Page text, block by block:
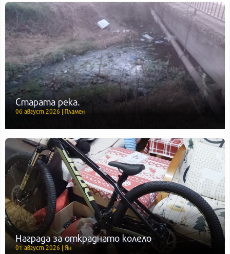
Старата река.
06 август 2026 | Пламен
Награда за откраднато колело
01 август 2026 | Ян